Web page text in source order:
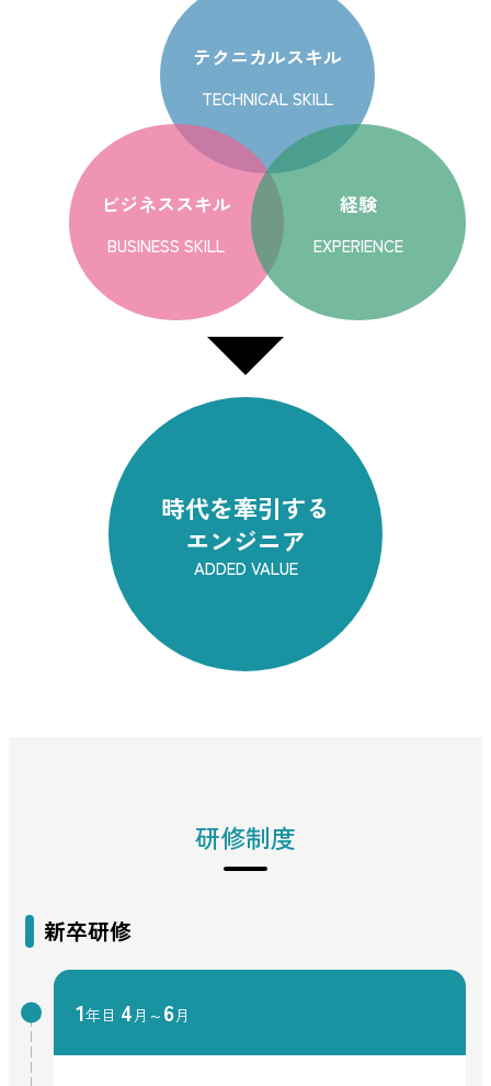
テクニカルスキル
TECHNICAL SKILL
ビジネススキル
BUSINESS SKILL
経験
EXPERIENCE
時代を牽引する
エンジニア
ADDED VALUE
研修制度
新卒研修
1年目 4 月～ 6月